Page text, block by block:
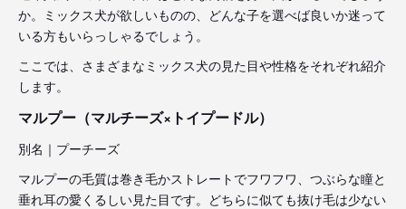
か。ミックス犬が欲しいものの、どんな子を選べば良いか迷って
いる方もいらっしゃるでしょう。
ここでは、さまざまなミックス犬の見た目や性格をそれぞれ紹介
します。
マルプー（マルチーズ×トイプードル）
別名｜プーチーズ
マルプーの毛質は巻き毛かストレートでフワフワ、つぶらな瞳と
垂れ耳の愛くるしい見た目です。どちらに似ても抜け毛は少ない